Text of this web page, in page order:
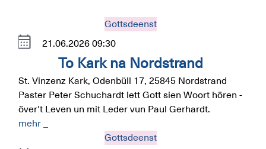
Gottsdeenst
21.06.2026 09:30
To Kark na Nordstrand
St. Vinzenz Kark, Odenbüll 17, 25845 Nordstrand
Paster Peter Schuchardt lett Gott sien Woort hören -
över't Leven un mit Leder vun Paul Gerhardt.
mehr _
Gottsdeenst